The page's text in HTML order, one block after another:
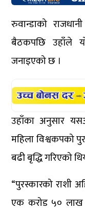
रुवान्डाको
बैठकपछि उहाँले
जनाइएको छ ।
उहाँका अनुसार
महिला विश्वकपको
बढी बृद्धि गरिएको
“पुरस्कारको राशी
एक करोड ५० लाख